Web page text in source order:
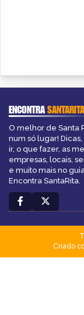
ENCONTRASANTARITA
O melhor de Santa
num só lugar!
ir, o que fazer, as
empresas, locais,
e muito mais no guia
Encontra SantaRita.
Criado